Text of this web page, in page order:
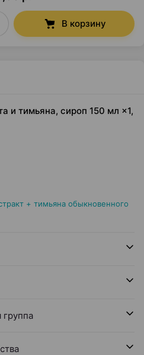
В корзину
и тимьяна, сироп 150 мл ×1,
+ тимьяна обыкновенного
группа